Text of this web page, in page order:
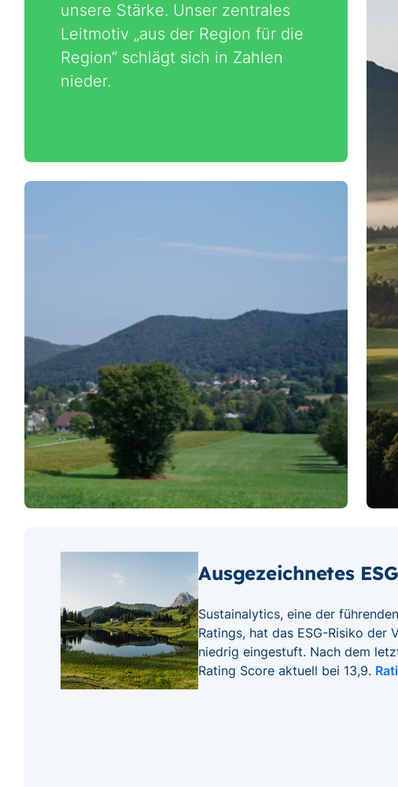
unsere Stärke. Unser zentrales
Leitmotiv „aus der Region für die
Region“ schlägt sich in Zahlen
nieder.
Ausgezeichnetes
Sustainalytics, eine der
Ratings, hat das ESG-Risiko der
niedrig eingestuft. Nach dem
Rating Score aktuell bei 13,9.